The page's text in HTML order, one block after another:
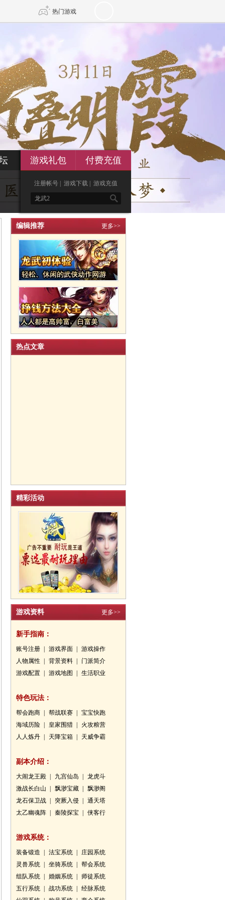
热门游戏
DNF
剑网3旗舰版 新天龙八部
诛仙世界 新仙侠5
游戏礼包 付费充值
注册帐号 游戏下载 游戏充值

编辑推荐 更多>>
热点文章
精彩活动
游戏资料 更多>>
新手指南：
账号注册 游戏界面
游戏操作
人物属性
背景资料
门派简介
游戏配置
游戏地图 生活职业
特色玩法：
帮会跑商 帮战联赛
宝宝快跑
海域历险
皇家围猎
火攻粮营
人人炼丹
天降宝箱 天威争霸
副本介绍：
大闹龙王殿 九宫仙岛
龙虎斗
激战长白山
飘渺宝藏
飘渺阁
龙石保卫战
突厥入侵
通天塔
太乙幽魂阵
秦陵探宝 侠客行
游戏系统：
装备锻造 法宝系统
庄园系统
灵兽系统
坐骑系统
帮会系统
组队系统
婚姻系统
师徒系统
五行系统
战功系统
经脉系统